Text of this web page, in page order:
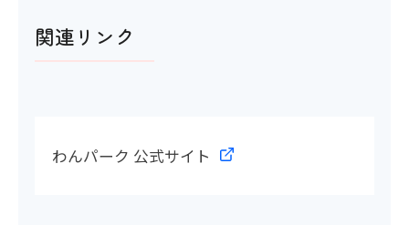
関連リンク
わんパーク 公式サイト